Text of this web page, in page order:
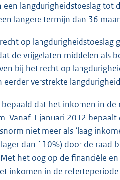
een langdurigheidstoeslag
langere termijn dan 36
op
de vrijgelaten middelen als
bij het recht op
verstrekte
dat het inkomen in
Vanaf 1 januari 2012
niet meer als ‘laag
dan 110%) door de raad
het oog op de financiële
inkomen in de